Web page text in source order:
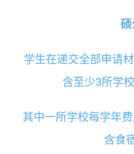
硕
学生在递交全部申请
含至少3所学
其中一所学校每学年
含食